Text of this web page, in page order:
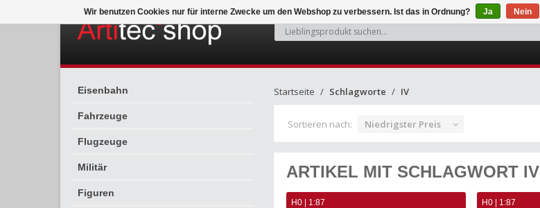
Eisenbahn
Fahrzeuge
Flugzeuge
Militär
Figuren
Startseite Schlagworte IV
Sortieren nach: Niedrigster Preis
ARTIKEL MIT SCHLAGWORT IV
H0 | 1:87 H0 | 1:87
Wir benutzen Cookies nur für interne Zwecke um den Webshop zu verbessern. Ist das in Ordnung? Ja Nein